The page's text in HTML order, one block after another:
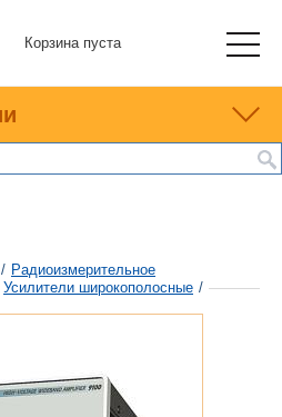
Корзина пуста
/ Радиоизмерительное
Усилители широкополосные /